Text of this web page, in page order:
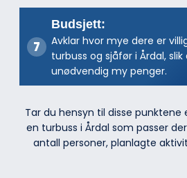
Budsjett:
Avklar hvor mye dere er
turbuss og sjåfør i Årdal,
unødvendig my penger.
Tar du hensyn til disse
en turbuss i Årdal som passer
antall personer, planlagte